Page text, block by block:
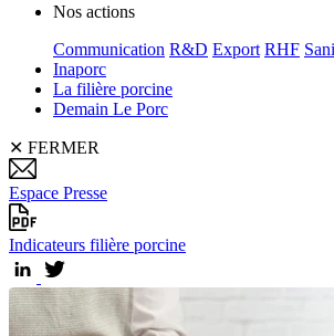
Nos actions
Communication R&D Export RHF
Inaporc
La filière porcine
Demain Le Porc
✕ FERMER
Espace Presse
Indicateurs filière porcine